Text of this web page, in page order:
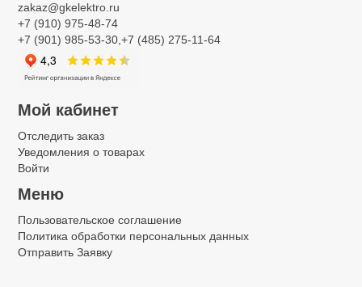
zakaz@gkelektro.ru
+7 (910) 975-48-74
+7 (901) 985-53-30,+7 (485) 275-11-64
Мой кабинет
Отследить заказ
Уведомления о товарах
Войти
Меню
Пользовательское соглашение
Политика обработки персональных данных
Отправить Заявку